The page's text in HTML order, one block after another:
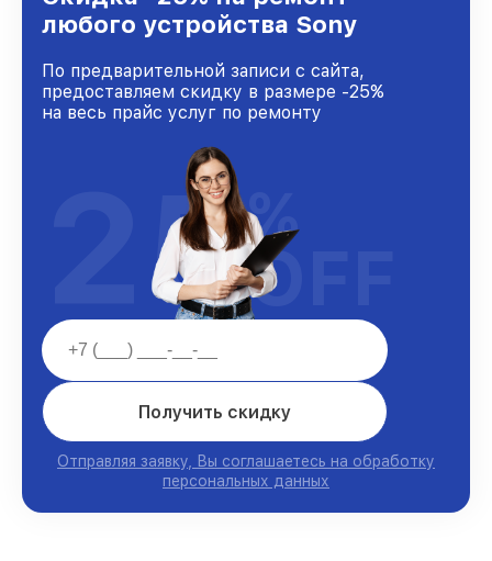
доверия и лояльности наших клиентов.
любого устройства Sony
По предварительной записи с сайта,
предоставляем скидку в размере -25%
на весь прайс услуг по ремонту
Получить скидку
Отправляя заявку, Вы соглашаетесь на обработку
персональных данных
25%
OFF